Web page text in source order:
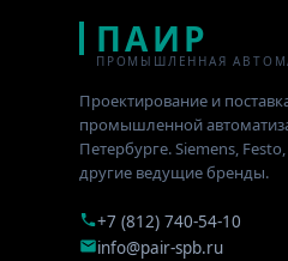
ПАИР
ПРОМЫШЛЕННАЯ
Проектирование и
промышленной
Петербурге. Siemens,
другие ведущие бренды.
+7 (812) 740-54-10
info@pair-spb.ru